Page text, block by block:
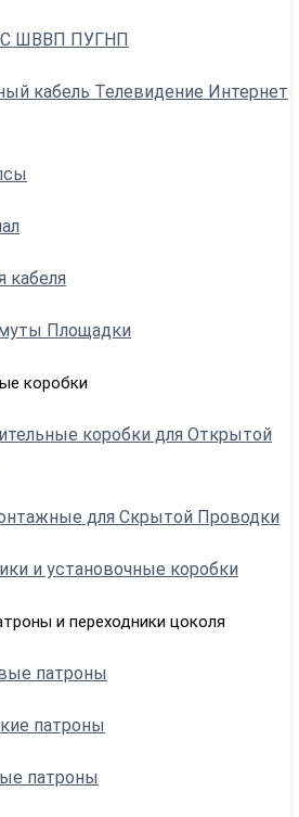
ШВВП ПУГНП
кабель Телевидение Интернет
кабеля
Площадки
коробки
коробки для Открытой
для Скрытой Проводки
и установочные коробки
и переходники цоколя
патроны
патроны
патроны